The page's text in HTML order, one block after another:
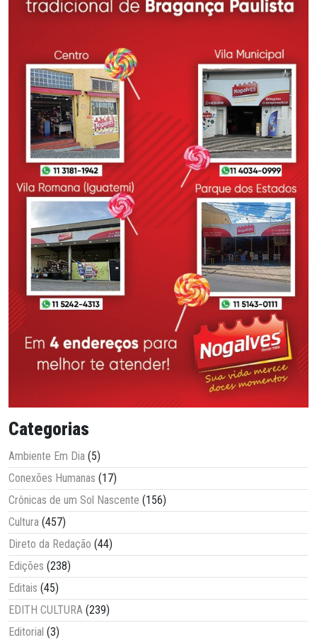
Categorias
Ambiente Em Dia (5)
Conexões Humanas (17)
Crônicas de um Sol Nascente (156)
Cultura (457)
Direto da Redação (44)
Edições (238)
Editais (45)
EDITH CULTURA (239)
Editorial (3)